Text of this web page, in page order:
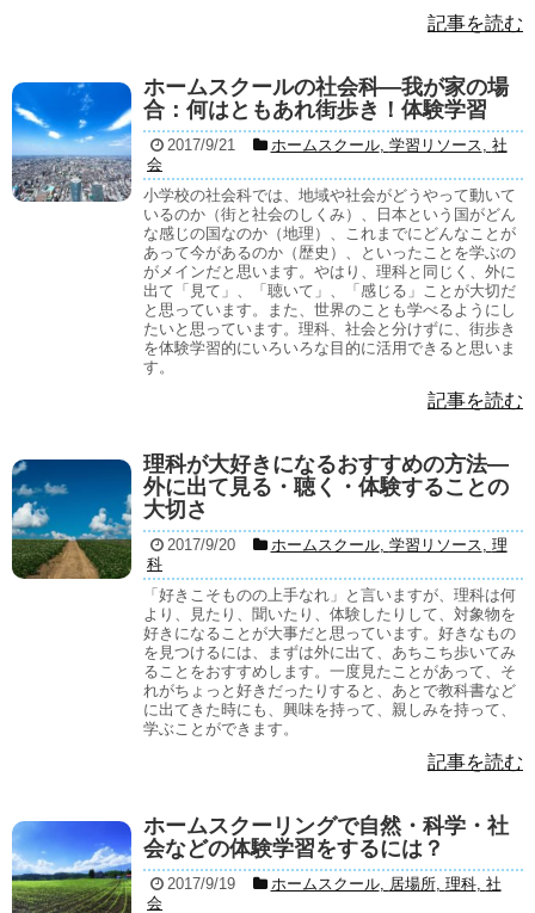
記事を読む
ホームスクールの社会科―我が家の場
合：何はともあれ街歩き！体験学習
2017/9/21 ホームスクール, 学習リソース, 社
会
小学校の社会科では、地域や社会がどうやって動いて
いるのか（街と社会のしくみ）、日本という国がどん
な感じの国なのか（地理）、これまでにどんなことが
あって今があるのか（歴史）、といったことを学ぶの
がメインだと思います。やはり、理科と同じく、外に
出て「見て」、「聴いて」、「感じる」ことが大切だ
と思っています。また、世界のことも学べるようにし
たいと思っています。理科、社会と分けずに、街歩き
を体験学習的にいろいろな目的に活用できると思いま
す。
記事を読む
理科が大好きになるおすすめの方法―
外に出て見る・聴く・体験することの
大切さ
2017/9/20 ホームスクール, 学習リソース, 理
科
「好きこそものの上手なれ」と言いますが、理科は何
より、見たり、聞いたり、体験したりして、対象物を
好きになることが大事だと思っています。好きなもの
を見つけるには、まずは外に出て、あちこち歩いてみ
ることをおすすめします。一度見たことがあって、そ
れがちょっと好きだったりすると、あとで教科書など
に出てきた時にも、興味を持って、親しみを持って、
学ぶことができます。
記事を読む
ホームスクーリングで自然・科学・社
会などの体験学習をするには？
2017/9/19 ホームスクール, 居場所, 理科, 社
会